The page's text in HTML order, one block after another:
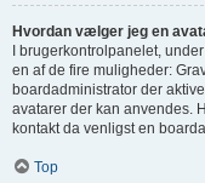
Hvordan vælger jeg en
I brugerkontrolpanelet,
en af de fire muligheder:
boardadministrator der
avatarer der kan anvendes.
kontakt da venligst en
Top